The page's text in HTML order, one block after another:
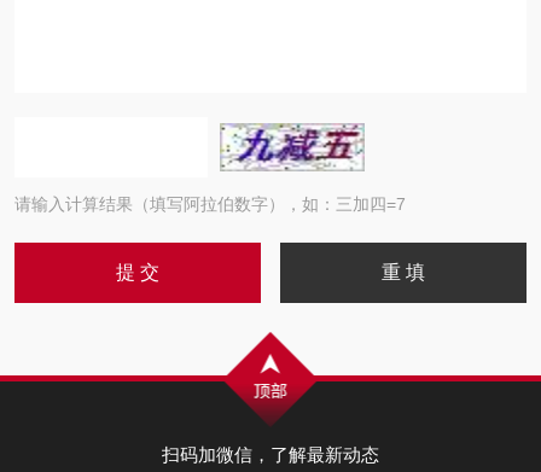
请输入计算结果（填写阿拉伯数字），如：三加四=7
扫码加微信，了解最新动态